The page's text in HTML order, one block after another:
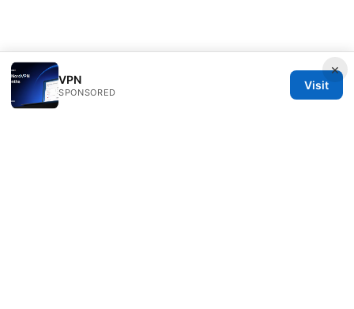
×
VPN
SPONSORED
Visit